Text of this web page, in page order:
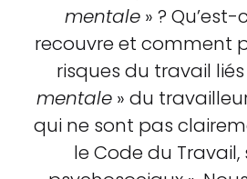
mentale » ?
recouvre et comment
risques du travail
mentale» du
qui ne sont pas
le Code du Travail,